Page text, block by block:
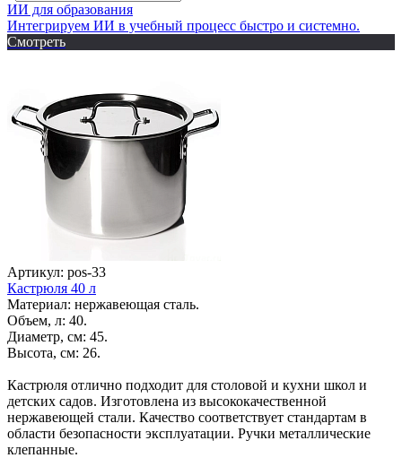
ИИ для образования
Интегрируем ИИ в учебный процесс быстро и системно.
Смотреть
Артикул: pos-33
Кастрюля 40 л
Материал: нержавеющая сталь.
Объем, л: 40.
Диаметр, см: 45.
Высота, см: 26.
Кастрюля отлично подходит для столовой и кухни школ и
детских садов. Изготовлена из высококачественной
нержавеющей стали. Качество соответствует стандартам в
области безопасности эксплуатации. Ручки металлические
клепанные.